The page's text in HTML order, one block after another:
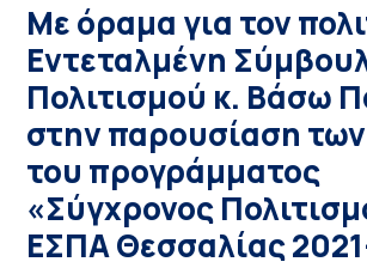
Με όραμα για τον
Εντεταλμένη
Πολιτισμού κ. Βάσω
στην παρουσίαση
του προγράμματος
«Σύγχρονος
ΕΣΠΑ Θεσσαλίας